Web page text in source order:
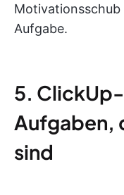
Aufgabe.
5.
Aufgaben,
sind